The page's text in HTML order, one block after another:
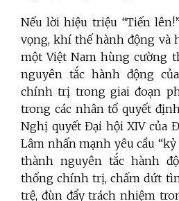
Nếu lời hiệu triệu “Tiến
vọng, khí thế hành động và
một Việt Nam hùng cường
nguyên tắc hành động
chính trị trong giai đoạn
trong các nhân tố quyết
Nghị quyết Đại hội XIV của
Lâm nhấn mạnh yêu cầu
thành nguyên tắc hành
thống chính trị, chấm dứt
trệ, đùn đẩy trách nhiệm